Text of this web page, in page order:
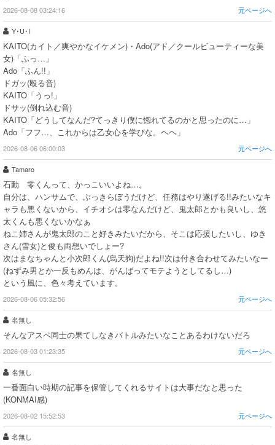
2026-08-08 03:24:16 元ページへ
Y･U･I
KAITO(カイト／爽やかなイケメン)・Ado(アド／クールビューティーな美
女)「ふっ…」
Ado「ふん!!」
ドガッ(殴る音)
KAITO「うっ!」
ドサッ(倒れ込む音)
KAITO「どうしてなんだ?てっきり僕に惚れてるのかと思ったのに…」
Ado「フフ…、これからは乙女心を学びな。ヘヘ」
2026-08-06 06:00:03 元ページへ
Tamaro
石動 零くんって、かっこいいよね…。
自分は、ハンサムで、ぶっきらぼうだけど、任務はやり遂げる!!みたいなキ
ャラも悪くないから、イチオシは零なんだけど、鬼太郎とかも良いし、悠
太くんも悪くないかなぁ
ねこ姉さんが鬼太郎のこと好きみたいだから、そこは応援したいし、ゆき
さん(雪女)と俊も両想いでしょー?
次はまなちゃんと小次郎くん(烏天狗)だよね!!次は付き合わせてみたいなー
(ねずみ男とか一反もめんは、がんばってモテようとしてるし…)
という風に、色々考えています。
2026-08-06 05:32:56 元ページへ
名無し
そんなアスペ同士の果てしなきバトルみたいなことあるわけないだろ
2026-08-03 01:23:35 元ページへ
名無し
一番面白い時期の記事を保管してくれるサイトは大事だなと思った
(KONMAI感)
2026-08-02 15:52:53 元ページへ
名無し